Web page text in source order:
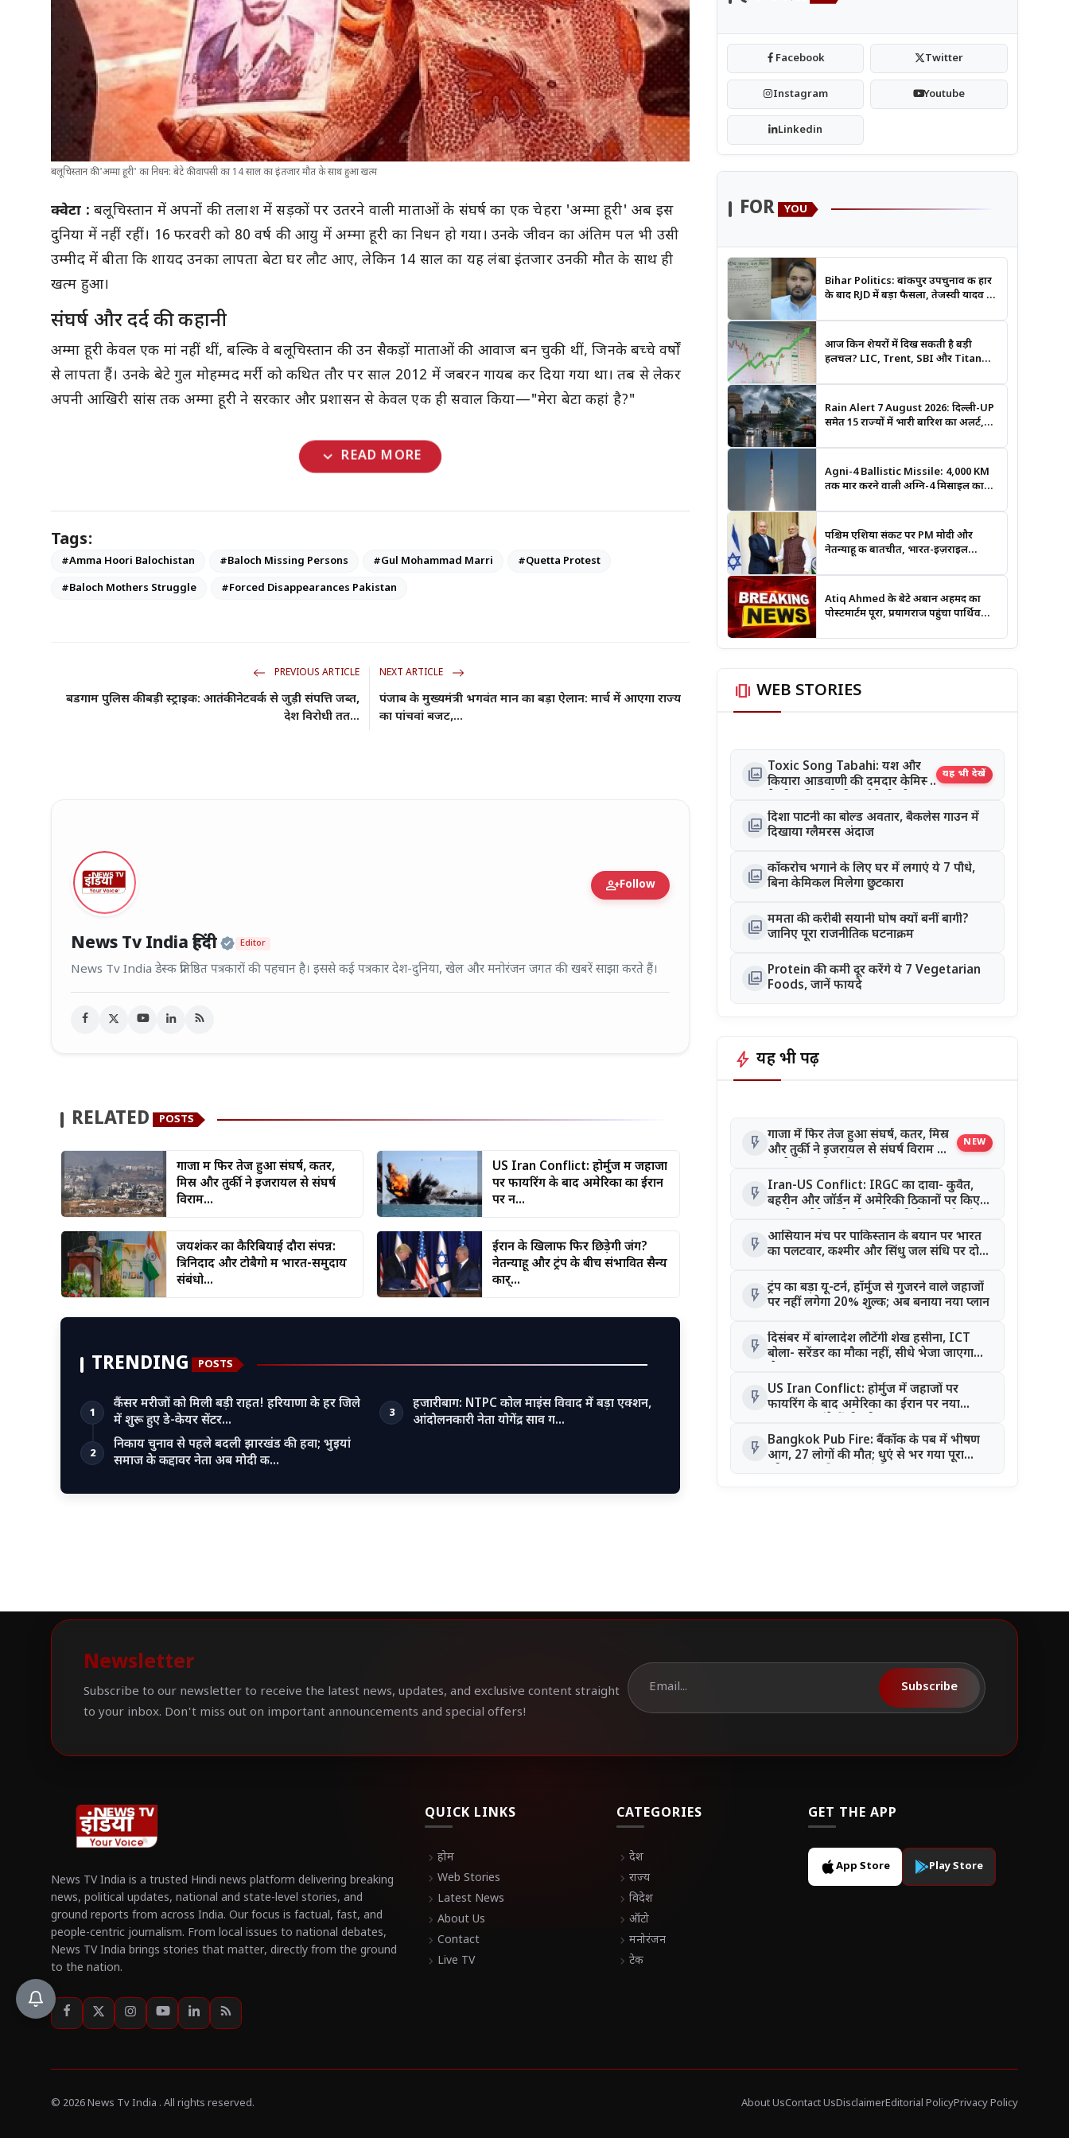
बलूचिस्तान की 'अम्मा हूरी' का निधन: बेटे की वापसी का 14 साल का इंतजार मौत के साथ हुआ खत्म
क्वेटा : बलूचिस्तान में अपनों की तलाश में सड़कों पर उतरने वाली माताओं के संघर्ष का एक चेहरा 'अम्मा हूरी' अब इस
दुनिया में नहीं रहीं। 16 फरवरी को 80 वर्ष की आयु में अम्मा हूरी का निधन हो गया। उनके जीवन का अंतिम पल भी उसी
उम्मीद में बीता कि शायद उनका लापता बेटा घर लौट आए, लेकिन 14 साल का यह लंबा इंतजार उनकी मौत के साथ ही
खत्म हुआ।
संघर्ष और दर्द की कहानी
अम्मा हूरी केवल एक मां नहीं थीं, बल्कि वे बलूचिस्तान की उन सैकड़ों माताओं की आवाज बन चुकी थीं, जिनके बच्चे वर्षों
से लापता हैं। उनके बेटेगुल मोहम्मद मर्री को कथित तौर पर साल 2012 में जबरन गायब कर दिया गया था। तब से लेकर
अपनी आखिरी सांस तक अम्मा हूरी ने सरकार और प्रशासन से केवल एक ही सवाल किया—"मेरा बेटा कहां है?"
expand_more READ MORE
Tags:
#Amma Hoori Balochistan #Baloch Missing Persons #Gul Mohammad Marri
#Quetta Protest
#Baloch Mothers Struggle
#Forced Disappearances Pakistan
PREVIOUS ARTICLE
बडगाम पुलिस की बड़ी स्ट्राइक: आतंकी नेटवर्क से जुड़ी संपत्ति जब्त,
देश विरोधी तत...
NEXT ARTICLE
पंजाब के मुख्यमंत्री भगवंत मान का बड़ा ऐलान: मार्च में आएगा राज्य
का पांचवां बजट,...
person_addFollow
News Tv India हिंदी Official | Verified Expert • 27 Mar, 2026
Editor
News Tv India डेस्क प्रतिष्ठित पत्रकारों की पहचान है। इससे कई पत्रकार देश-दुनिया, खेल और मनोरंजन जगत की खबरें साझा करते हैं।
RELATED POSTS
गाजा में फिर तेज हुआ संघर्ष, कतर,
मिस्र और तुर्की ने इजरायल से संघर्ष
विराम...
US Iran Conflict: होर्मुज में जहाजों
पर फायरिंग के बाद अमेरिका का ईरान
पर न...
जयशंकर का कैरिबियाई दौरा संपन्न:
त्रिनिदाद और टोबैगो में भारत-समुदाय
संबंधो...
ईरान के खिलाफ फिर छिड़ेगी जंग?
नेतन्याहू और ट्रंप के बीच संभावित सैन्य
कार्...
TRENDING POSTS
1
कैंसर मरीजों को मिली बड़ी राहत! हरियाणा के हर जिले
में शुरू हुए डे-केयर सेंटर…
2
निकाय चुनाव से पहले बदली झारखंड की हवा; भुइयां
समाज के कद्दावर नेता अब मोदी क…
3
हजारीबाग: NTPC कोल माइंस विवाद में बड़ा एक्शन,
आंदोलनकारी नेता योगेंद्र साव ग…
Facebook Twitter
Instagram Youtube
Linkedin
FOR YOU
Bihar Politics: बांकीपुर उपचुनाव की हार
के बाद RJD में बड़ा फैसला, तेजस्वी यादव ने
आज किन शेयरों में दिख सकती है बड़ी
हलचल? LIC, Trent, SBI और Titan
Rain Alert 7 August 2026: दिल्ली-UP
समेत 15 राज्यों में भारी बारिश का अलर्ट,
Agni-4 Ballistic Missile: 4,000 KM
तक मार करने वाली अग्नि-4 मिसाइल का
हुई और मजबूत
पश्चिम एशिया संकट पर PM मोदी और
नेतन्याहू की बातचीत, भारत-इज़राइल
Atiq Ahmed के बेटे अबान अहमद का
पोस्टमार्टम पूरा, प्रयागराज पहुंचा पार्थिव
amp_stories WEB STORIES
photo_library Toxic Song Tabahi: यश और
कियारा आडवाणी की दमदार केमिस्ट्री
मीडिया पर छाया गाना
यह भी देखें
photo_library दिशा पाटनी का बोल्ड अवतार, बैकलेस गाउन में
दिखाया ग्लैमरस अंदाज
photo_library कॉकरोच भगाने के लिए घर में लगाएं ये 7 पौधे,
बिना केमिकल मिलेगा छुटकारा
photo_library ममता की करीबी सयानी घोष क्यों बनीं बागी?
जानिए पूरा राजनीतिक घटनाक्रम
photo_library Protein की कमी दूर करेंगे ये 7 Vegetarian
Foods, जानें फायदे
bolt यह भी पढ़ें
flash_on गाजा में फिर तेज हुआ संघर्ष, कतर, मिस्र
और तुर्की ने इजरायल से संघर्ष विराम लागू
NEW
flash_on Iran-US Conflict: IRGC का दावा- कुवैत,
बहरीन और जॉर्डन में अमेरिकी ठिकानों पर किए
flash_on आसियान मंच पर पाकिस्तान के बयान पर भारत
का पलटवार, कश्मीर और सिंधु जल संधि पर दो
flash_on ट्रंप का बड़ा यू-टर्न, हॉर्मुज से गुजरने वाले जहाजों
पर नहीं लगेगा 20% शुल्क; अब बनाया नया प्लान
flash_on दिसंबर में बांग्लादेश लौटेंगी शेख हसीना, ICT
बोला- सरेंडर का मौका नहीं, सीधे भेजा जाएगा
flash_on US Iran Conflict: होर्मुज में जहाजों पर
फायरिंग के बाद अमेरिका का ईरान पर नया
flash_on Bangkok Pub Fire: बैंकॉक के पब में भीषण
आग, 27 लोगों की मौत; धुएं से भर गया पूरा
Newsletter
Subscribe to our newsletter to receive the latest news, updates, and exclusive content straight
to your inbox. Don't miss out on important announcements and special offers!
Subscribe
News TV India is a trusted Hindi news platform delivering breaking
news, political updates, national and state-level stories, and
ground reports from across India. Our focus is factual, fast, and
people-centric journalism. From local issues to national debates,
News TV India brings stories that matter, directly from the ground
to the nation.
QUICK LINKS
chevron_right होम
chevron_right Web Stories
chevron_right Latest News
chevron_right About Us
chevron_right Contact
chevron_right Live TV
CATEGORIES
chevron_right देश
chevron_right राज्य
chevron_right विदेश
chevron_right ऑटो
chevron_right मनोरंजन
chevron_right टेक
GET THE APP
App Store Play Store
© 2026 News Tv India . All rights reserved. About UsContact UsDisclaimerEditorial PolicyPrivacy Policy